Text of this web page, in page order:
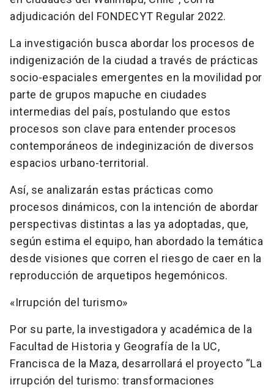
adjudicación del FONDECYT Regular 2022.
La investigación busca abordar los procesos de
indigenización de la ciudad a través de prácticas
socio-espaciales emergentes en la movilidad por
parte de grupos mapuche en ciudades
intermedias del país, postulando que estos
procesos son clave para entender procesos
contemporáneos de indeginización de diversos
espacios urbano-territorial.
Así, se analizarán estas prácticas como
procesos dinámicos, con la intención de abordar
perspectivas distintas a las ya adoptadas, que,
según estima el equipo, han abordado la temática
desde visiones que corren el riesgo de caer en la
reproducción de arquetipos hegemónicos.
«Irrupción del turismo»
Por su parte, la investigadora y académica de la
Facultad de Historia y Geografía de la UC,
Francisca de la Maza, desarrollará el proyecto “La
irrupción del turismo: transformaciones